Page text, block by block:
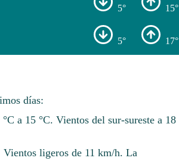
5° 15°
5° 17°
días:
a 15 °C. Vientos del sur-sureste a 18
ligeros de 11 km/h. La